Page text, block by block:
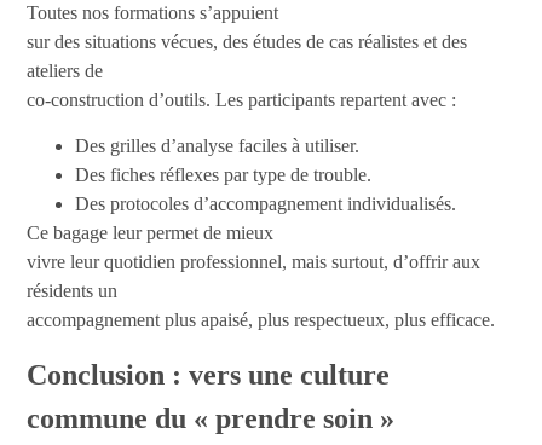
Toutes nos formations s’appuient
sur des situations vécues, des études de cas réalistes et des
ateliers de
co-construction d’outils. Les participants repartent avec :
Des grilles d’analyse faciles à utiliser.
Des fiches réflexes par type de trouble.
Des protocoles d’accompagnement individualisés.
Ce bagage leur permet de mieux
vivre leur quotidien professionnel, mais surtout, d’offrir aux
résidents un
accompagnement plus apaisé, plus respectueux, plus efficace.
Conclusion : vers une culture
commune du « prendre soin »